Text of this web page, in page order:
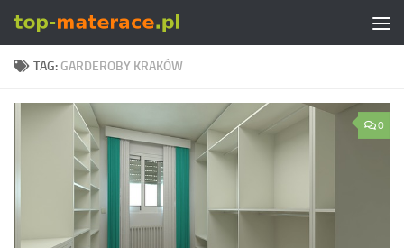
Skip to content
TAG: GARDEROBY KRAKÓW
0